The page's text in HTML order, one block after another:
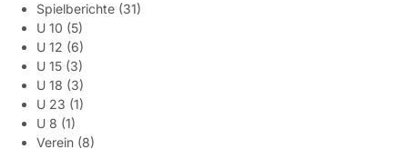
Spielberichte (31)
U 10 (5)
U 12 (6)
U 15 (3)
U 18 (3)
U 23 (1)
U 8 (1)
Verein (8)